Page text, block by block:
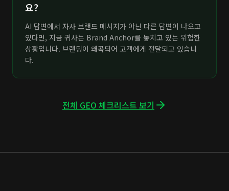
요?
AI 답변에서 자사 브랜드 메시지가 아닌 다른 답변이 나오고
있다면, 지금 귀사는 Brand Anchor를 놓치고 있는 위험한
상황입니다. 브랜딩이 왜곡되어 고객에게 전달되고 있습니
다.
전체 GEO 체크리스트 보기